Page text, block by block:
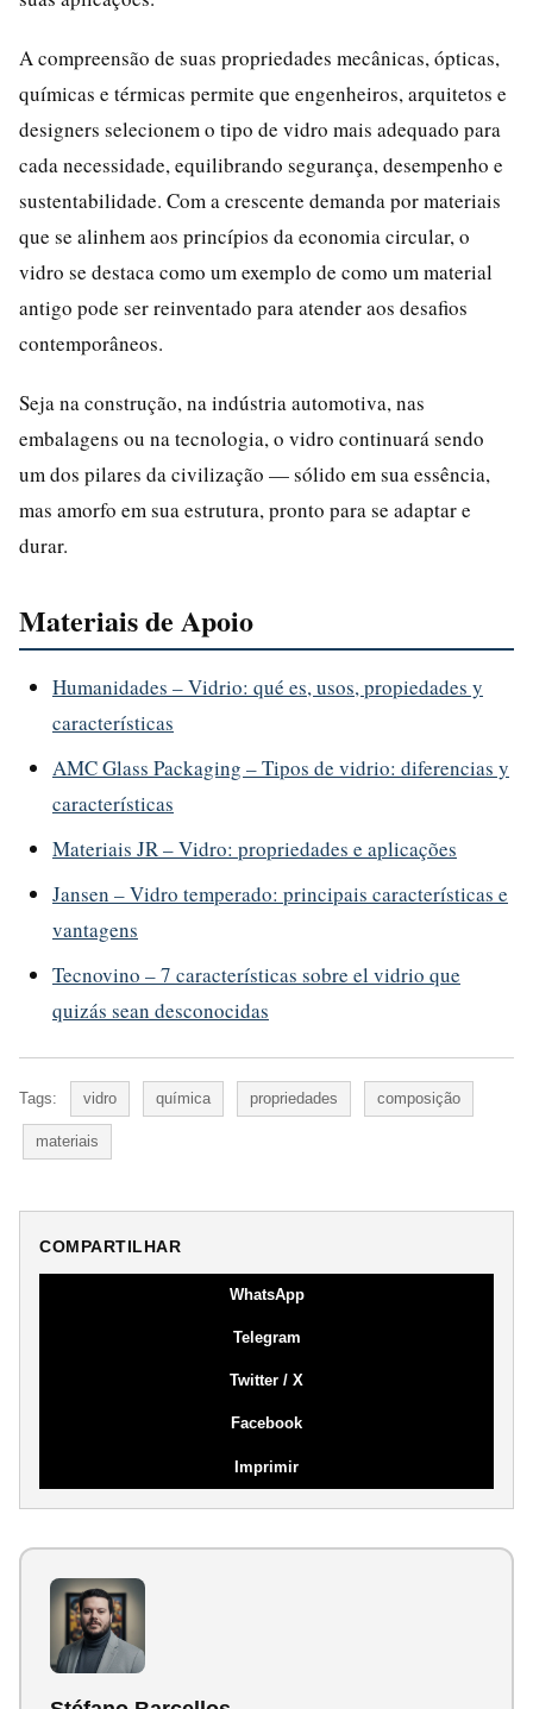
A compreensão de suas propriedades mecânicas, ópticas,
químicas e térmicas permite que engenheiros, arquitetos e
designers selecionem o tipo de vidro mais adequado para
cada necessidade, equilibrando segurança, desempenho e
sustentabilidade. Com a crescente demanda por materiais
que se alinhem aos princípios da economia circular, o
vidro se destaca como um exemplo de como um material
antigo pode ser reinventado para atender aos desafios
contemporâneos.
Seja na construção, na indústria automotiva, nas
embalagens ou na tecnologia, o vidro continuará sendo
um dos pilares da civilização — sólido em sua essência,
mas amorfo em sua estrutura, pronto para se adaptar e
durar.
Materiais de Apoio
Humanidades – Vidrio: qué es, usos, propiedades y
características
AMC Glass Packaging – Tipos de vidrio: diferencias y
características
Materiais JR – Vidro: propriedades e aplicações
Jansen – Vidro temperado: principais características e
vantagens
Tecnovino – 7 características sobre el vidrio que
quizás sean desconocidas
Tags: vidro química propriedades composição
materiais
COMPARTILHAR
WhatsApp
Telegram
Twitter / X
Facebook
Imprimir